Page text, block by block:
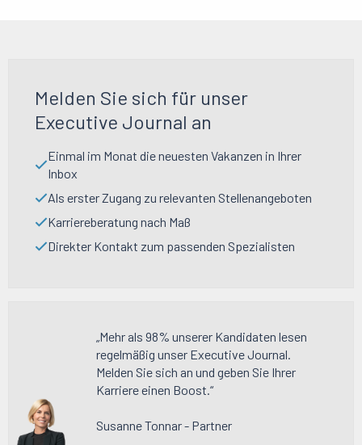
Melden Sie sich für unser
Executive Journal an
Einmal im Monat die neuesten Vakanzen in Ihrer
Inbox
Als erster Zugang zu relevanten Stellenangeboten
Karriereberatung nach Maß
Direkter Kontakt zum passenden Spezialisten
„Mehr als 98% unserer Kandidaten lesen
regelmäßig unser Executive Journal.
Melden Sie sich an und geben Sie Ihrer
Karriere einen Boost.“
Susanne Tonnar - Partner